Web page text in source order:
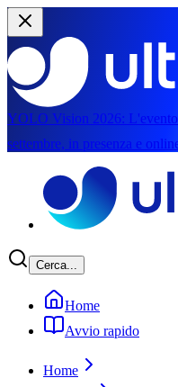
YOLO Vision 2026:
settembre, in presenza e
Cerca...
Home
Avvio rapido
Home